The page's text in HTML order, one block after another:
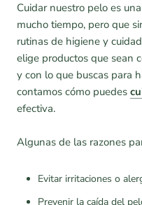
Cuidar nuestro pelo es
mucho tiempo, pero que
rutinas de higiene y
elige productos que sean
y con lo que buscas para
contamos cómo puedes
efectiva.
Algunas de las razones
Evitar irritaciones o
Prevenir la caída del